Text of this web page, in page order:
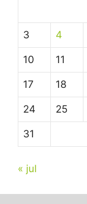
3 4
10 11
17 18
24 25
31
« jul